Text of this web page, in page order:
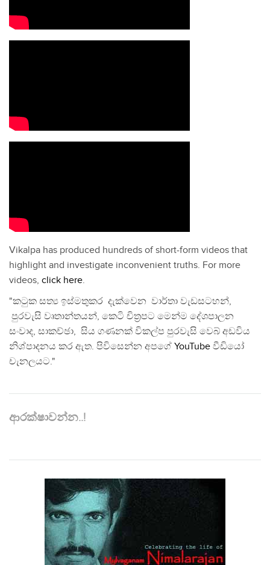
Vikalpa has produced hundreds of short-form videos that
highlight and investigate inconvenient truths. For more
videos, click here.
"කටුක සත්‍ය ඉස්මතුකර දැක්වෙන වාර්තා වැඩසටහන්,
පුරවැසි වෘතාන්තයන්, කෙටි චිත්‍රපට මෙන්ම දේශපාලන
සංවාද, සාකච්ඡා, සිය ගණනක් විකල්ප පුරවැසි වෙබ් අඩවිය
නිශ්පාදනය කර ඇත. පිවිසෙන්න අපගේ YouTube වීඩියෝ
චැනලයට."
ආරක්ෂාවන්න..!